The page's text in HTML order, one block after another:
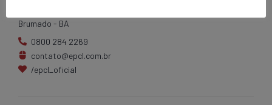
Brumado - BA
0800 284 2269
contato@epcl.com.br
/epcl_oficial